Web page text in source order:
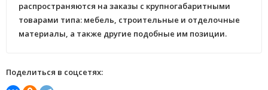
распространяются на заказы с крупногабаритными
товарами типа: мебель, строительные и отделочные
материалы, а также другие подобные им позиции.
Поделиться в соцсетях: